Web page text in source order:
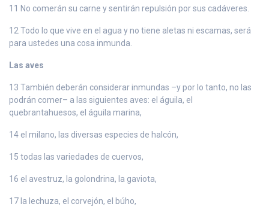
11 No comerán su carne y sentirán repulsión por sus cadáveres.
12 Todo lo que vive en el agua y no tiene aletas ni escamas, será
para ustedes una cosa inmunda.
Las aves
13 También deberán considerar inmundas –y por lo tanto, no las
podrán comer– a las siguientes aves: el águila, el
quebrantahuesos, el águila marina,
14 el milano, las diversas especies de halcón,
15 todas las variedades de cuervos,
16 el avestruz, la golondrina, la gaviota,
17 la lechuza, el corvejón, el búho,